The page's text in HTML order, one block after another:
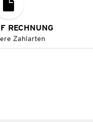
RECHNUNG
Zahlarten